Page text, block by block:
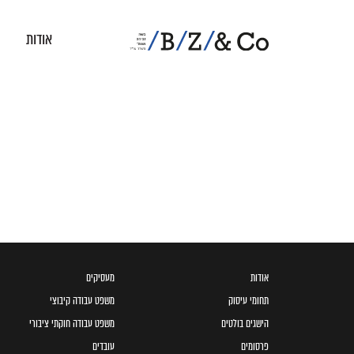
אודות
אודות
תחומי עיסוק
הישגים בולטים
פרסומים
מעסיקים
משפט עבודה קיבוצי
משפט עבודה חוקתי ציבורי
עובדים